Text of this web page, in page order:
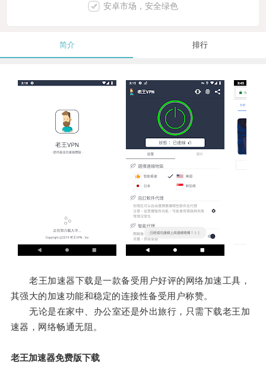
安卓市场，安全绿色
简介 排行
老王加速器下载是一款备受用户好评的网络加速工具，
其强大的加速功能和稳定的连接性备受用户称赞。
无论是在家中、办公室还是外出旅行，只需下载老王加
速器，网络畅通无阻。
老王加速器免费版下载